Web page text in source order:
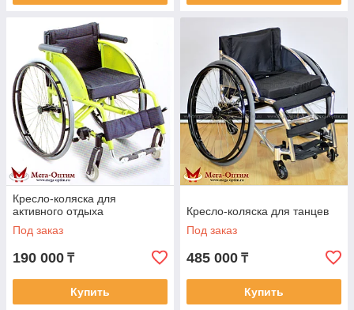
Кресло-коляска для
активного отдыха
Под заказ
190 000 ₸
Купить
Кресло-коляска для танцев
Под заказ
485 000 ₸
Купить